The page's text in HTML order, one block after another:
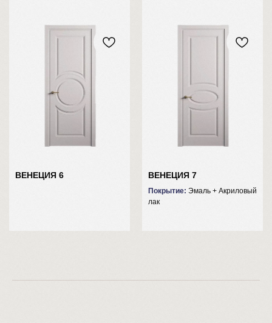
ВЕНЕЦИЯ 6 ВЕНЕЦИЯ 7
Покрытие: Эмаль + Акриловый
лак
Ежедневно
citydoors73@yandex.ru
СОЦИАЛЬНЫЕ СЕТИ: